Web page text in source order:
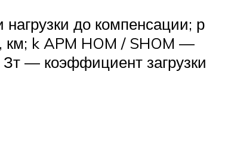
до компенсации; р
k APM HOM / SHOM —
— коэффициент загрузки